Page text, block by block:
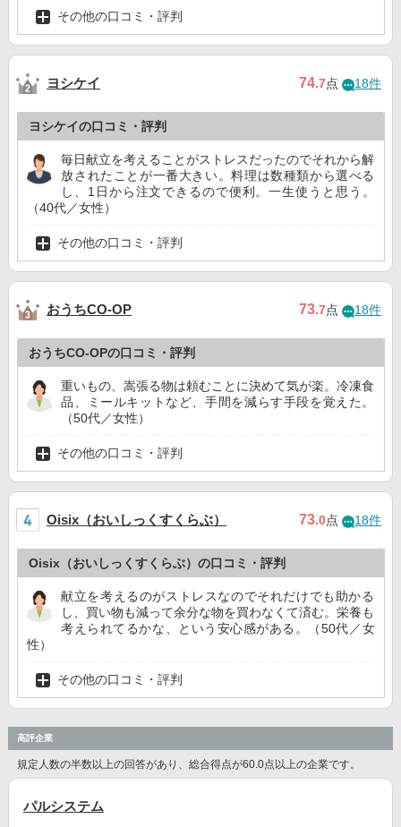
その他の口コミ・評判
ヨシケイ 74.7点 18件
ヨシケイの口コミ・評判
毎日献立を考えることがストレスだったのでそれから解
放されたことが一番大きい。料理は数種類から選べる
し、1日から注文できるので便利。一生使うと思う。
（40代／女性）
その他の口コミ・評判
おうちCO-OP 73.7点 18件
おうちCO-OPの口コミ・評判
重いもの、嵩張る物は頼むことに決めて気が楽。冷凍食
品、ミールキットなど、手間を減らす手段を覚えた。
（50代／女性）
その他の口コミ・評判
Oisix（おいしっくすくらぶ） 73.0点 18件
Oisix（おいしっくすくらぶ）の口コミ・評判
献立を考えるのがストレスなのでそれだけでも助かる
し、買い物も減って余分な物を買わなくて済む。栄養も
考えられてるかな、という安心感がある。（50代／女
性）
その他の口コミ・評判
高評企業
規定人数の半数以上の回答があり、総合得点が60.0点以上の企業です。
パルシステム